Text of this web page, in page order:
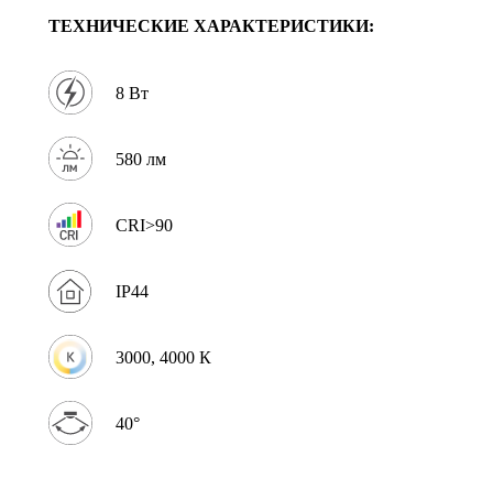
ТЕХНИЧЕСКИЕ ХАРАКТЕРИСТИКИ:
8 Вт
580 лм
CRI>90
IP44
3000, 4000 К
40°